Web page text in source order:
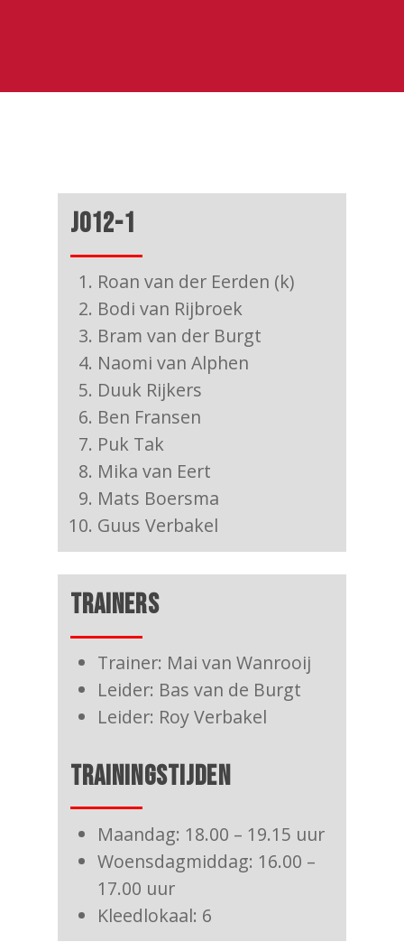
JO12-1
Roan van der Eerden (k)
Bodi van Rijbroek
Bram van der Burgt
Naomi van Alphen
Duuk Rijkers
Ben Fransen
Puk Tak
Mika van Eert
Mats Boersma
Guus Verbakel
TRAINERS
Trainer: Mai van Wanrooij
Leider: Bas van de Burgt
Leider: Roy Verbakel
TRAININGSTIJDEN
Maandag: 18.00 – 19.15 uur
Woensdagmiddag: 16.00 –
17.00 uur
Kleedlokaal: 6